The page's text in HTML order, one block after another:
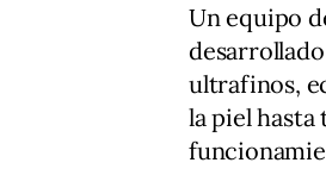
Un equipo
ultrafinos,
la piel hasta